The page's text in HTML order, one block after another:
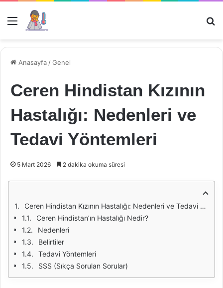
Menü
Anasayfa /Genel
Ceren Hindistan Kızının
Hastalığı: Nedenleri ve
Tedavi Yöntemleri
5 Mart 2026 2 dakika okuma süresi
Ceren Hindistan Kızının Hastalığı: Nedenleri ve Tedavi Yöntemleri
Ceren Hindistan’ın Hastalığı Nedir?
Nedenleri
Belirtiler
Tedavi Yöntemleri
SSS (Sıkça Sorulan Sorular)